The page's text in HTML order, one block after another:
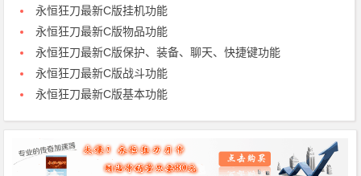
永恒狂刀最新C版挂机功能
永恒狂刀最新C版物品功能
永恒狂刀最新C版保护、装备、聊天、快捷键功能
永恒狂刀最新C版战斗功能
永恒狂刀最新C版基本功能